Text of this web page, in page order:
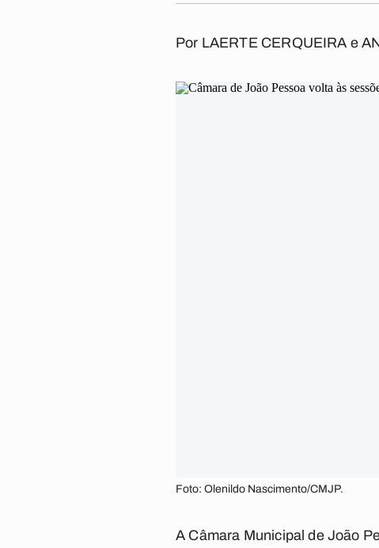
Por LAERTE CERQUEIRA e
Foto: Olenildo Nascimento/CMJP.
A Câmara Municipal de João